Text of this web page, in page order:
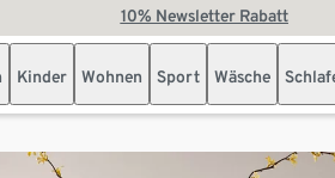
10% Newsletter Rabatt
Kinder Wohnen Sport Wäsche